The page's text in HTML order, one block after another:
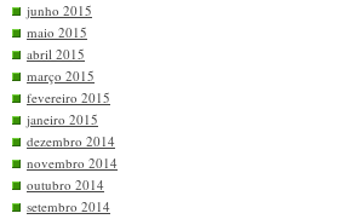
junho 2015
maio 2015
abril 2015
março 2015
fevereiro 2015
janeiro 2015
dezembro 2014
novembro 2014
outubro 2014
setembro 2014